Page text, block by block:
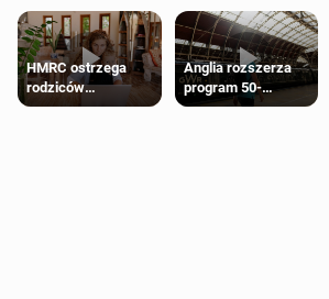
HMRC ostrzega
rodziców
pobierających Child
Anglia rozszerza
program 50-
procentowych